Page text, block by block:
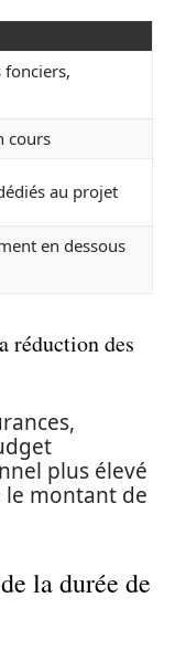
fonciers,
cours
au projet
en dessous
réduction des
plus élevé
montant de
la durée de